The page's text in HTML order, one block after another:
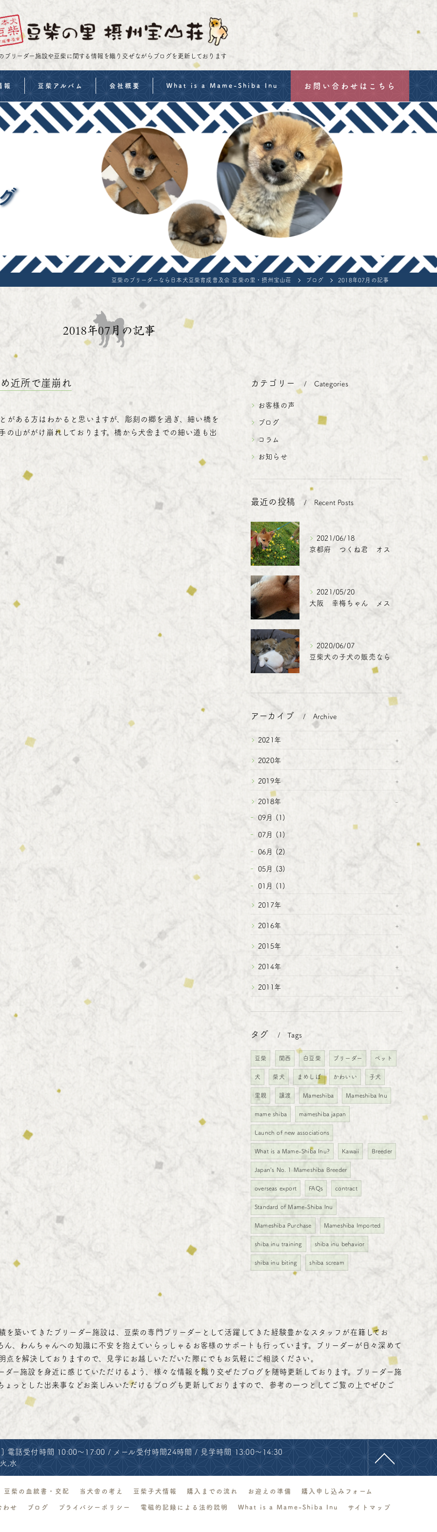
ブリーダー施設や豆柴に関する情報を織り交ぜながらブログを更新しております
報
価格
ォーム
豆柴アルバム
豆柴イベント案内
よくある質問
会社概要
特定商取引法の表示
What is a Mame-Shiba Inu
Shiba Inu Training
MameShiba Information
Features of Sesshu Hozanso's Mame-Shiba
Purchase a Mame-Shiba Inu
FAQs | Mame Shiba Inu: Size, Price & Export from Japan's Oldest Breeder
Terms and conditions of the contract for the sale of living organisms
Standard of Mame-Shiba Inu
Export cost
お問い合わせはこちら
豆柴のブリーダーなら日本犬豆柴育成普及会 豆柴の里・摂州宝山荘 ブログ 2018年07月の記事
2018年07月の記事
近所で崖崩れ
がある方はわかると思いますが、彫刻の郷を過ぎ、細い橋を
の山ががけ崩れしております。橋から犬舎までの細い道も出
カテゴリー Categories
お客様の声
ブログ
コラム
お知らせ
最近の投稿 Recent Posts
2021/06/18
京都府 つくね君 オス
2021/05/20
大阪 幸梅ちゃん メス
2020/06/07
豆柴犬の子犬の販売なら
アーカイブ Archive
2021年
2020年
2019年
2018年
09月 (1)
07月 (1)
06月 (2)
05月 (3)
01月 (1)
2017年
2016年
2015年
2014年
2011年
タグ Tags
豆柴 関西 白豆柴 ブリーダー ペット
犬 柴犬 まめしば かわいい 子犬
里親 譲渡 Mameshiba Mameshiba Inu
mame shiba mameshiba japan
Launch of new associations
What is a Mame-Shiba Inu? Kawaii Breeder
Japan's No. 1 Mameshiba Breeder
overseas export FAQs contract
Standard of Mame-Shiba Inu
Mameshiba Purchase Mameshiba Imported
shiba inu training shiba inu behavior
shiba inu biting shiba scream
築いてきたブリーダー施設は、豆柴の専門ブリーダーとして活躍してきた経験豊かなスタッフが在籍してお
、わんちゃんへの知識に不安を抱えていらっしゃるお客様のサポートも行っています。ブリーダーが日々深めて
を解決しておりますので、見学にお越しいただいた際にでもお気軽にご相談ください。
ー施設を身近に感じていただけるよう、様々な情報を織り交ぜたブログを随時更新しております。ブリーダー施
っとした出来事などお楽しみいただけるブログも更新しておりますので、参考の一つとしてご覧の上でぜひご
電話受付時間 10:00～17:00 / メール受付時間24時間 / 見学時間 13:00～14:30
,水
豆柴の血統書・交配 当犬舎の考え 豆柴子犬情報 購入までの流れ お迎えの準備 購入申し込みフォーム
わせ ブログ プライバシーポリシー 電磁的記録による法的説明 What is a Mame-Shiba Inu サイトマップ